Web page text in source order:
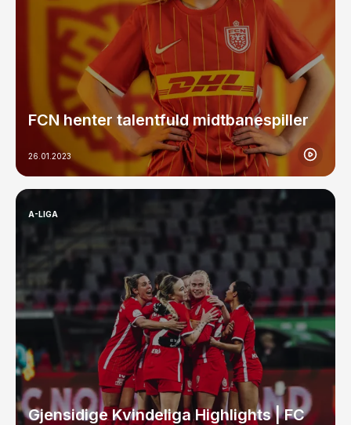
FCN henter talentfuld midtbanespiller
26.01.2023
A-LIGA
Gjensidige Kvindeliga Highlights | FC